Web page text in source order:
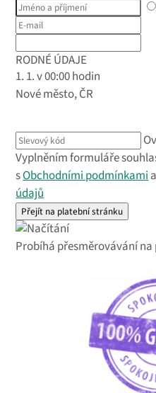
RODNÉ ÚDAJE
1. 1. v 00:00 hodin
Nové město, ČR
Vyplněním formuláře
sObchodními podmínkami
údajů
Probíhá přesměrovávání